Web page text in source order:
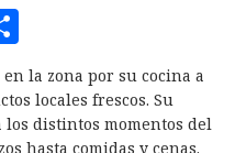
o
m
p
la zona por su cocina a
locales frescos. Su
los distintos momentos del
hasta comidas y cenas.